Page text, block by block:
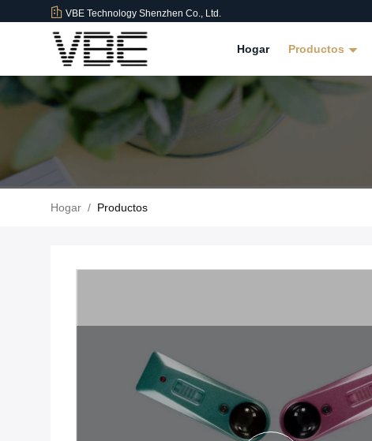
VBE Technology Shenzhen Co., Ltd.
Hogar Productos
Hogar / Productos